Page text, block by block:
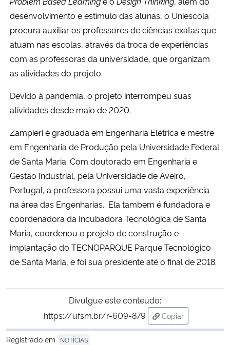
desenvolvimento e estímulo das alunas, o Uniescola
procura auxiliar os professores de ciências exatas que
atuam nas escolas, através da troca de experiências
com as professoras da universidade, que organizam
as atividades do projeto.
Devido à pandemia, o projeto interrompeu suas
atividades desde maio de 2020.
Zampieri é graduada em Engenharia Elétrica e mestre
em Engenharia de Produção pela Universidade Federal
de Santa Maria. Com doutorado em Engenharia e
Gestão Industrial, pela Universidade de Aveiro,
Portugal, a professora possui uma vasta experiência
na área das Engenharias. Ela também é fundadora e
coordenadora da Incubadora Tecnológica de Santa
Maria, coordenou o projeto de construção e
implantação do TECNOPARQUE Parque Tecnológico
de Santa Maria, e foi sua presidente até o final de 2018.
Divulgue este conteúdo:
https://ufsm.br/r-609-879
Copiar
para área de
Registrado em
NOTÍCIAS